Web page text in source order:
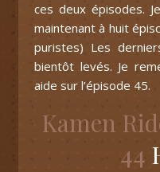
ces deux épisodes.
maintenant à huit
puristes) Les
bientôt levés. Je
aide sur l’épisode 45.
Kamen
44